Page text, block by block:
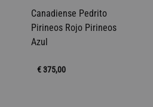
Canadiense Pedrito
Pirineos Rojo Pirineos
Azul
€375,00